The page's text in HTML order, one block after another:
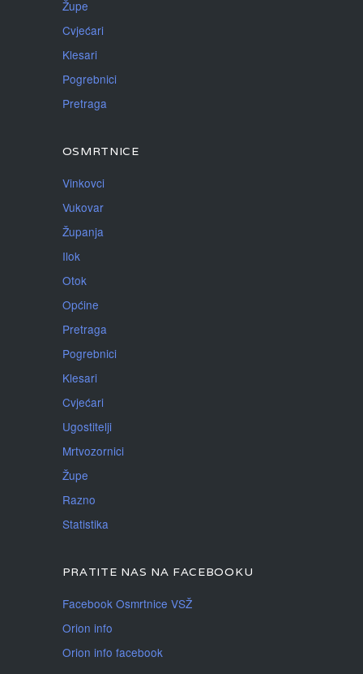
Župe
Cvjećari
Klesari
Pogrebnici
Pretraga
OSMRTNICE
Vinkovci
Vukovar
Županja
Ilok
Otok
Općine
Pretraga
Pogrebnici
Klesari
Cvjećari
Ugostitelji
Mrtvozornici
Župe
Razno
Statistika
PRATITE NAS NA FACEBOOKU
Facebook Osmrtnice VSŽ
Orion info
Orion info facebook